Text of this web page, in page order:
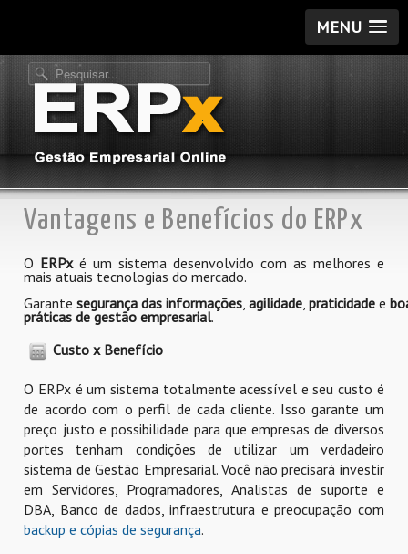
MENU
Vantagens e Benefícios do ERPx
O ERPxé um sistema desenvolvido com as melhores e
mais atuais tecnologias do mercado.
Garantesegurança das informações,agilidade,praticidade e
práticas de gestão empresarial.
Custo x Benefício
O ERPx é um sistema totalmente acessível e seu custo é
de acordo com o perfil de cada cliente. Isso garante um
preço justo e possibilidade para que empresas de diversos
portes tenham condições de utilizar um verdadeiro
sistema de Gestão Empresarial. Você não precisará investir
em Servidores, Programadores, Analistas de suporte e
DBA, Banco de dados, infraestrutura e preocupação com
backup e cópias de segurança.